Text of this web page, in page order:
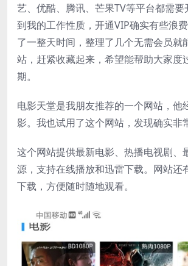
艺、优酷、腾讯、芒果TV等平台都需要
到我的工作性质，开通VIP确实有些浪
了一整天时间，整理了几个无需会员就
站，赶紧收藏起来，希望能帮助大家度
期。
电影天堂是我朋友推荐的一个网站，他
影。我也试用了这个网站，发现确实非
这个网站提供最新电影、热播电视剧、
源，支持在线播放和迅雷下载。网站还
下载，方便随时随地观看。